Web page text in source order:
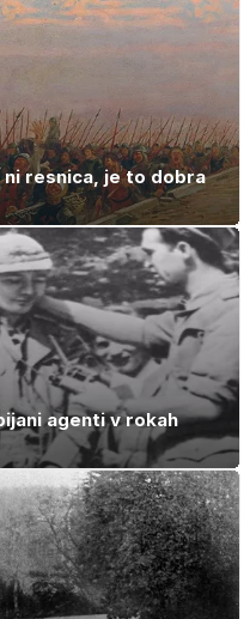
resnica, je to dobra
agenti v rokah